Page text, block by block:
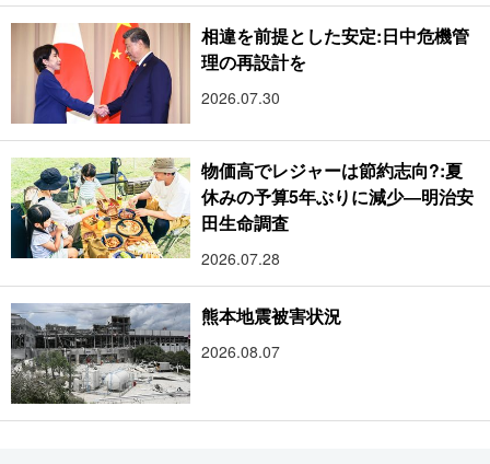
相違を前提とした安定:日中危機管
理の再設計を
2026.07.30
物価高でレジャーは節約志向?:夏
休みの予算5年ぶりに減少―明治安
田生命調査
2026.07.28
熊本地震被害状況
2026.08.07